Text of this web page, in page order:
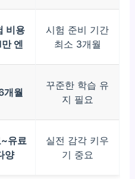
비용
만 엔
시험 준비 기간
최소 3개월
개월
꾸준한 학습 유
지 필요
유료
양
실전 감각 키우
기 중요